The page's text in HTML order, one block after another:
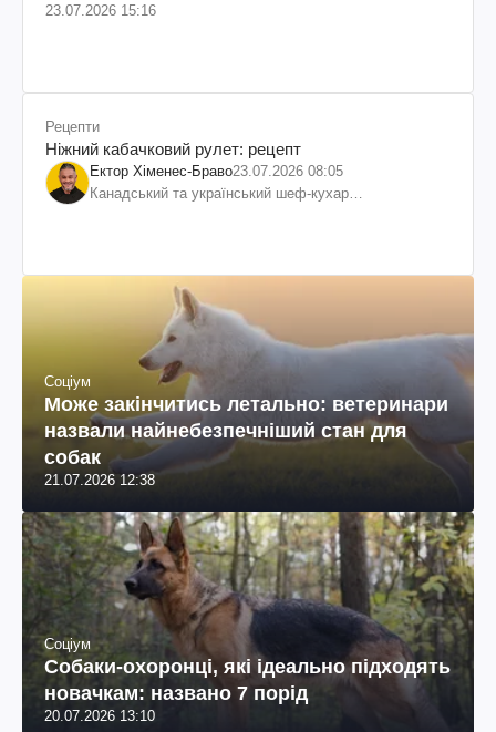
23.07.2026 15:16
Рецепти
Ніжний кабачковий рулет: рецепт
Ектор Хіменес-Браво23.07.2026 08:05
Канадський та український шеф-кухар
Соціум
Може закінчитись летально: ветеринари
назвали найнебезпечніший стан для
собак
21.07.2026 12:38
Соціум
Собаки-охоронці, які ідеально підходять
новачкам: названо 7 порід
20.07.2026 13:10